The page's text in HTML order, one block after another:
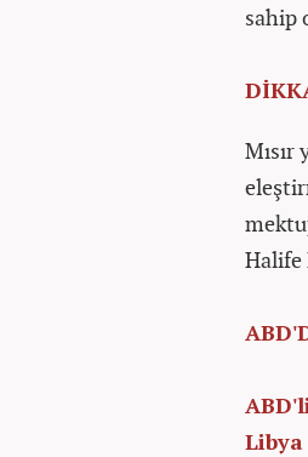
sahip
Halife